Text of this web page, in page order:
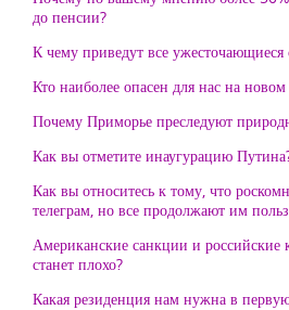
до пенсии?
К чему приведут все
Кто наиболее опасен для нас на
Почему Приморье преследуют
Как вы отметите инаугурацию
Как вы относитесь к тому, что
телеграм, но все продолжают им
Американские санкции и российские
станет плохо?
Какая резиденция нам нужна в